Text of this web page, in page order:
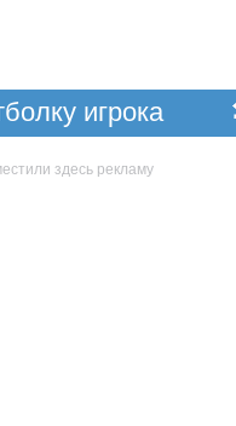
игрока
самого
здесь рекламу